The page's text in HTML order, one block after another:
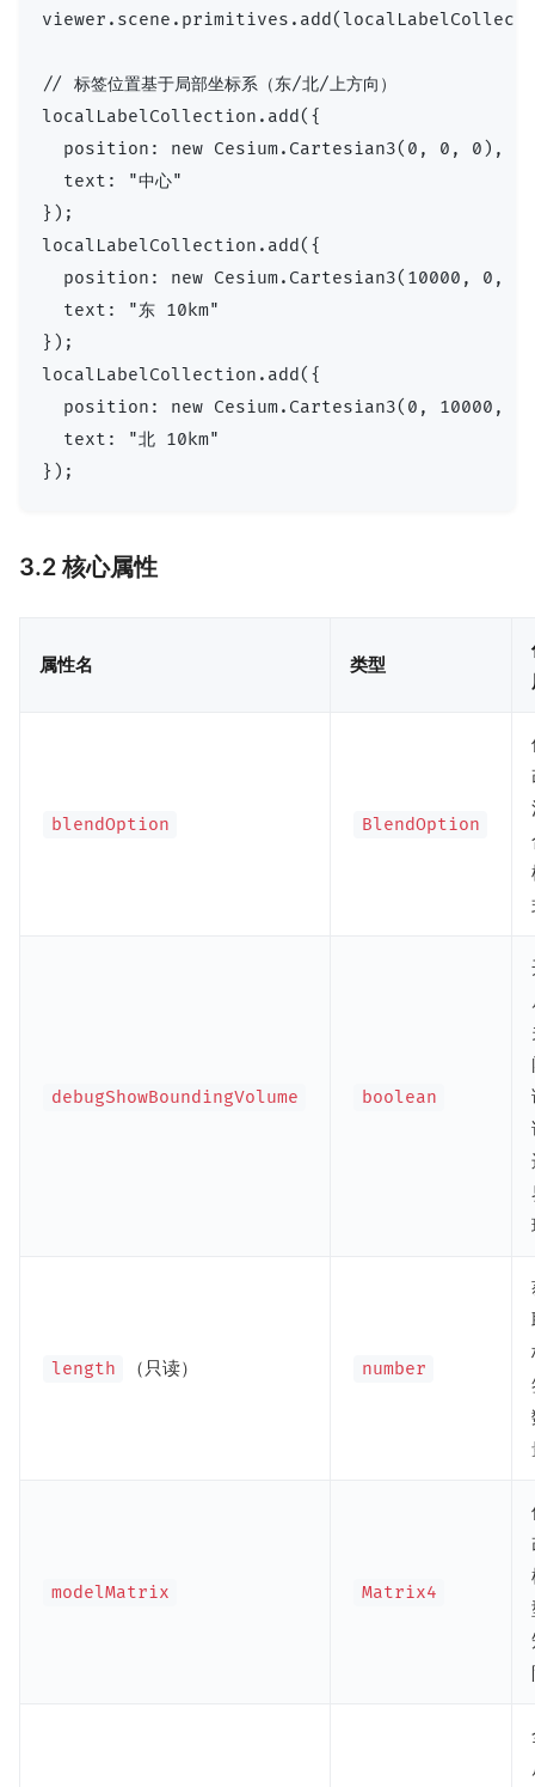
// 标签位置基于局部坐标系（东/北/上方向）
localLabelCollection.add({
position: new Cesium.Cartesian3(0, 0, 0), //
  text: "中心"
});
localLabelCollection.add({
position: new Cesium.Cartesian3(10000, 0,
  text: "东 10km"
});
localLabelCollection.add({
position: new Cesium.Cartesian3(0, 10000,
  text: "北 10km"
3.2 核心属性
属性名 类型
blendOption BlendOption
debugShowBoundingVolume boolean
length （只读） number
modelMatrix Matrix4